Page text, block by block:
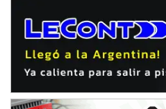
PATAGONICO - F6
Moto Club Reginense (Tierra)
Gral. E. Godoy (Río Negro)
CSK - F7
Juventud Unida (Tierra)
Humboldt (Santa Fe)